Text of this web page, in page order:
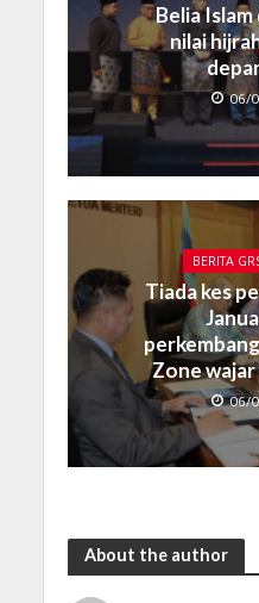
Belia
nilai
06/
BERITA
Tiada kes
Zone
06/
About the author